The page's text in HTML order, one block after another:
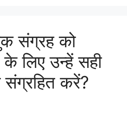
संग्रह को
लिए उन्हें सही
करें?